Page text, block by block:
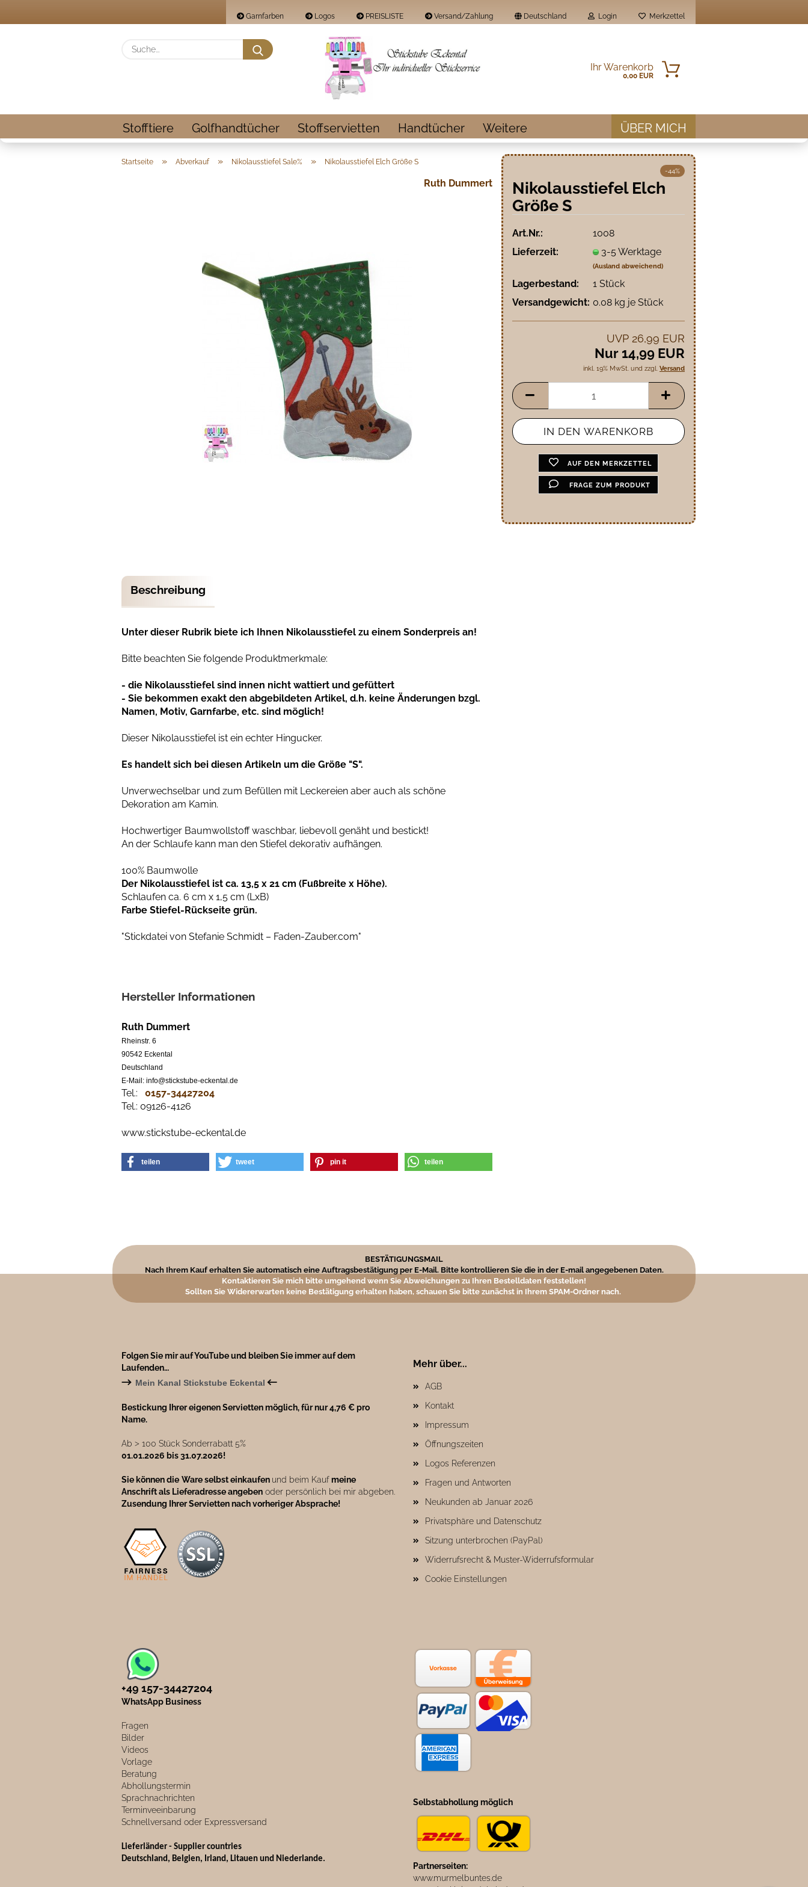
Garnfarben Logos PREISLISTE Versand/Zahlung Deutschland Login
Passwort
Konto erstellen
Passwort vergessen?
Merkzettel
Suche...
Ihr Warenkorb
0,00 EUR
Stofftiere Golfhandtücher Stoffservietten Handtücher ÜBER MICH
Weitere
Startseite » Abverkauf » Nikolausstiefel Sale% » Nikolausstiefel Elch Größe S
Ruth Dummert
-44%
Nikolausstiefel Elch
Größe S
Art.Nr.:
1008
Lieferzeit:
3-5 Werktage
(Ausland abweichend)
Lagerbestand: 1Stück
Versandgewicht: 0.08 kg je Stück
UVP 26,99 EUR
Nur 14,99 EUR
inkl. 19% MwSt. und zzgl. Versand
AUF DEN MERKZETTEL
FRAGE ZUM PRODUKT
Beschreibung
Unter dieser Rubrik biete ich Ihnen Nikolausstiefel zu einem Sonderpreis an!
Bitte beachten Sie folgende Produktmerkmale:
- die Nikolausstiefel sind innen nicht wattiert und gefüttert
- Sie bekommen exakt den abgebildeten Artikel, d.h. keine Änderungen bzgl.
Namen, Motiv, Garnfarbe, etc. sind möglich!
Dieser Nikolausstiefel ist ein echter Hingucker.
Es handelt sich bei diesen Artikeln um die Größe "S".
Unverwechselbar und zum Befüllen mit Leckereien aber auch als schöne
Dekoration am Kamin.
Hochwertiger Baumwollstoff waschbar, liebevoll genäht und bestickt!
An der Schlaufe kann man den Stiefel dekorativ aufhängen.
100% Baumwolle
Der Nikolausstiefel ist ca. 13,5 x 21 cm (Fußbreite x Höhe).
Schlaufen ca. 6 cm x 1,5 cm (LxB)
Farbe Stiefel-Rückseite grün.
"Stickdatei von Stefanie Schmidt – Faden-Zauber.com"
Hersteller Informationen
Ruth Dummert
Rheinstr. 6
90542 Eckental
Deutschland
E-Mail: info@stickstube-eckental.de
Tel.: 0157-34427204​
Tel.: 09126-4126
www.stickstube-eckental.de
teilen tweet pin it teilen
BESTÄTIGUNGSMAIL
Nach Ihrem Kauf erhalten Sie automatisch eine Auftragsbestätigung per E-Mail. Bitte kontrollieren Sie die in der E-mail angegebenen Daten.
Kontaktieren Sie mich bitte umgehend wenn Sie Abweichungen zu Ihren Bestelldaten feststellen!
Sollten Sie Widererwarten keine Bestätigung erhalten haben, schauen Sie bitte zunächst in Ihrem SPAM-Ordner nach.
Folgen Sie mir auf YouTube und bleiben Sie immer auf dem
Laufenden…
→ Mein Kanal Stickstube Eckental ←
Bestickung Ihrer eigenen Servietten möglich, für nur 4,76 € pro
Name.
Ab ˃ 100 Stück Sonderrabatt 5%
01.01.2026 bis 31.07.2026!
Sie können die Ware selbst einkaufen und beim Kaufmeine
Anschrift als Lieferadresse angeben oder persönlich bei mir abgeben.
Zusendung Ihrer Servietten nach vorheriger Absprache!
Mehr über...
AGB
Kontakt
Impressum
Öffnungszeiten
Logos Referenzen
Fragen und Antworten
Neukunden ab Januar 2026
Privatsphäre und Datenschutz
Sitzung unterbrochen (PayPal)
Widerrufsrecht & Muster-Widerrufsformular
Cookie Einstellungen
+49 157-34427204​
WhatsApp Business
Fragen
Bilder
Videos
Vorlage
Beratung
Abhollungstermin
Sprachnachrichten
Terminveeinbarung
Schnellversand oder Expressversand
Lieferländer - Supplier countries
Deutschland, Belgien, Irland, Litauen und Niederlande.
Selbstabhollung möglich
Partnerseiten:
www.murmelbuntes.de